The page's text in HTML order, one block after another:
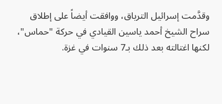
وقدَّمت إسرائيل الترياق، ووافقت أيضاً على إطلاق
سراح الشيخ أحمد ياسين القيادي في حركة "حماس"،
لكنها اغتالته بعد ذلك بـ7 سنوات في غزة.